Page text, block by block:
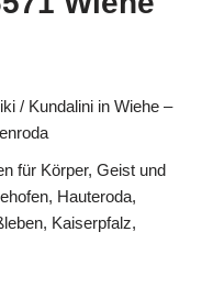
/ Kundalini in Wiehe –
für Körper, Geist und
Hauteroda,
Kaiserpfalz,